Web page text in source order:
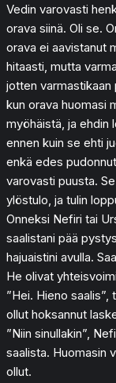
Vedin varovasti
orava siinä. Oli se.
orava ei aavistanut
hitaasti, mutta
jotten varmastikaan
kun orava huomasi
myöhäistä, ja ehdin
ennen kuin se ehti
enkä edes
varovasti puusta.
ylöstulo, ja tulin
Onneksi Nefiri tai
saalistani pää
hajuaistini avulla.
He olivat
”Hei. Hieno
ollut hoksannut
”Niin sinullakin”,
saalista. Huomasin
ollut.